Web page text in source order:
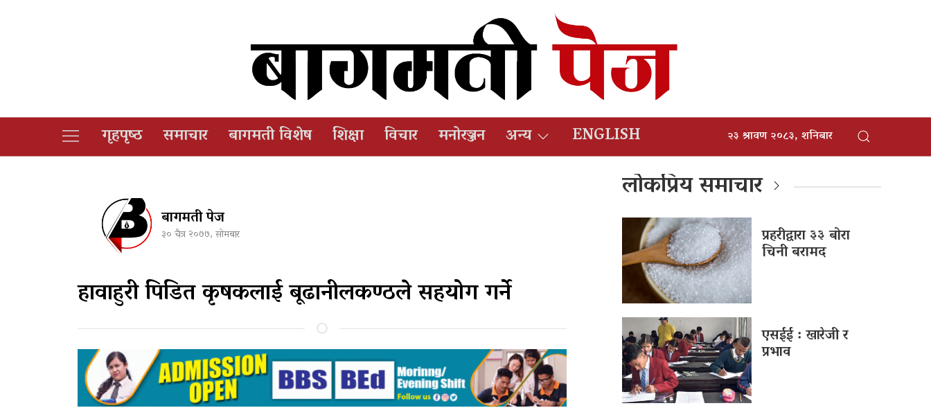
गृहपृष्‍ठ समाचार बागमती विशेष शिक्षा विचार मनोरञ्जन अन्य ENGLISH २३ श्रावण २०८३, शनिबार
बागमती पेज
३० चैत्र २०७७, सोमबार
हावाहुरी पिडित कृषकलाई बूढानीलकण्ठले सहयोग गर्ने
लोकप्रिय समाचार
प्रहरीद्वारा ३३ बोरा
चिनी बरामद
एसईई : खारेजी र
प्रभाव